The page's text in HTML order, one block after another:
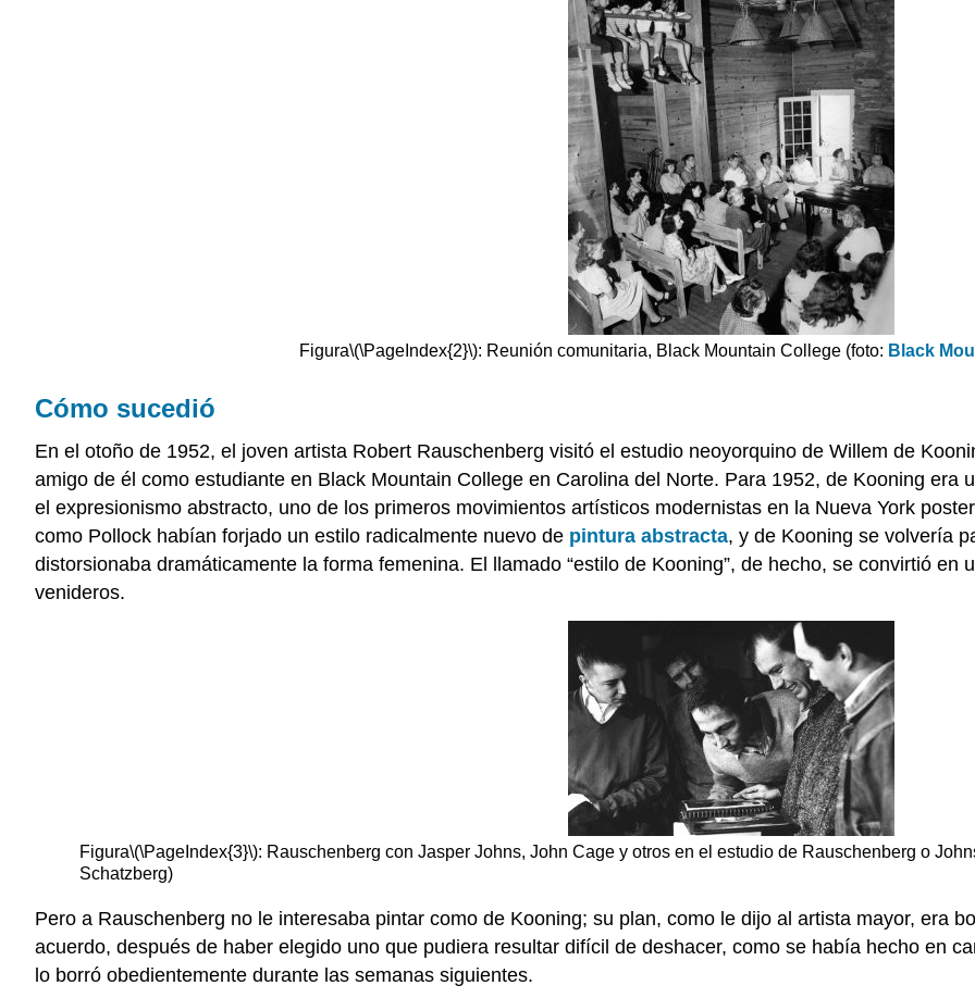
Figura\(\PageIndex{2}\): Reunión comunitaria, Black Mountain College (foto: Black
Cómo sucedió
En el otoño de 1952, el joven artista Robert Rauschenberg visitó el estudio neoyorquino de Willem de
amigo de él como estudiante en Black Mountain College en Carolina del Norte. Para 1952, de Kooning era
el expresionismo abstracto, uno de los primeros movimientos artísticos modernistas en la Nueva York
como Pollock habían forjado un estilo radicalmente nuevo de pintura abstracta, y de Kooning se volvería
distorsionaba dramáticamente la forma femenina. El llamado “estilo de Kooning”, de hecho, se convirtió
venideros.
Figura\(\PageIndex{3}\): Rauschenberg con Jasper Johns, John Cage y otros en el estudio de Rauschenberg o
Schatzberg)
Pero a Rauschenberg no le interesaba pintar como de Kooning; su plan, como le dijo al artista mayor, era
acuerdo, después de haber elegido uno que pudiera resultar difícil de deshacer, como se había hecho en
lo borró obedientemente durante las semanas siguientes.